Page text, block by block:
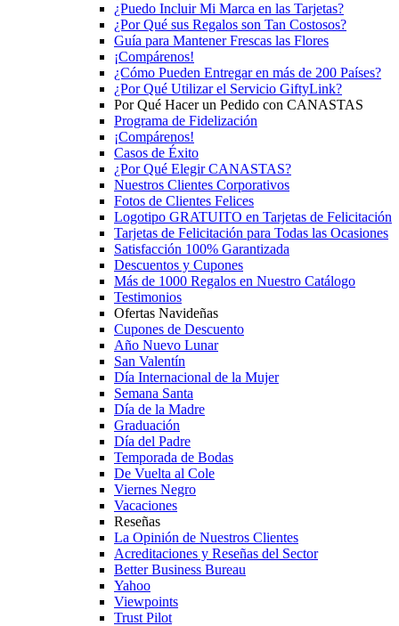
¿Puedo Incluir Mi Marca en las Tarjetas?
¿Por Qué sus Regalos son Tan Costosos?
Guía para Mantener Frescas las Flores
¡Compárenos!
¿Cómo Pueden Entregar en más de 200 Países?
¿Por Qué Utilizar el Servicio GiftyLink?
Por Qué Hacer un Pedido con CANASTAS
Programa de Fidelización
¡Compárenos!
Casos de Éxito
¿Por Qué Elegir CANASTAS?
Nuestros Clientes Corporativos
Fotos de Clientes Felices
Logotipo GRATUITO en Tarjetas de Felicitación
Tarjetas de Felicitación para Todas las Ocasiones
Satisfacción 100% Garantizada
Descuentos y Cupones
Más de 1000 Regalos en Nuestro Catálogo
Testimonios
Ofertas Navideñas
Cupones de Descuento
Año Nuevo Lunar
San Valentín
Día Internacional de la Mujer
Semana Santa
Día de la Madre
Graduación
Día del Padre
Temporada de Bodas
De Vuelta al Cole
Viernes Negro
Vacaciones
Reseñas
La Opinión de Nuestros Clientes
Acreditaciones y Reseñas del Sector
Better Business Bureau
Yahoo
Viewpoints
Trust Pilot